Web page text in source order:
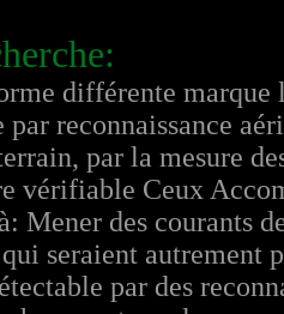
différente marque
reconnaissance
par la mesure
vérifiable Ceux
Mener des courants
seraient autrement
par des